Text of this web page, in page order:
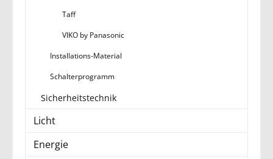
Taff
VIKO by Panasonic
Installations-Material
Schalterprogramm
Sicherheitstechnik
Licht
Energie